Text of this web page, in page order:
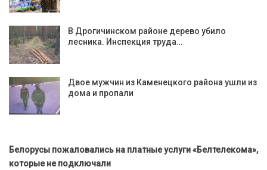
В Дрогичинском районе дерево убило
лесника. Инспекция труда…
Двое мужчин из Каменецкого района ушли из
дома и пропали
Белорусы пожаловались на платные услуги «Белтелекома»,
которые не подключали